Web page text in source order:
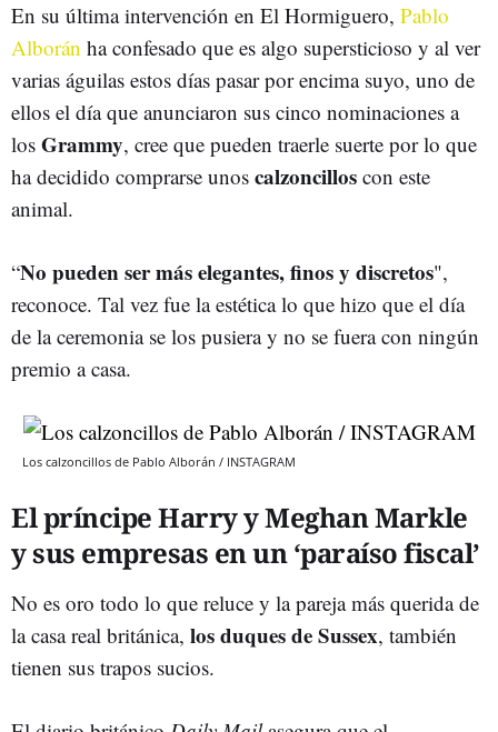
En su última intervención en El Hormiguero, Pablo
Alborán ha confesado que es algo supersticioso y al ver
varias águilas estos días pasar por encima suyo, uno de
ellos el día que anunciaron sus cinco nominaciones a
los Grammy, cree que pueden traerle suerte por lo que
ha decidido comprarse unos calzoncillos con este
animal.
“No pueden ser más elegantes, finos y discretos",
reconoce. Tal vez fue la estética lo que hizo que el día
de la ceremonia se los pusiera y no se fuera con ningún
premio a casa.
Los calzoncillos de Pablo Alborán / INSTAGRAM
El príncipe Harry y Meghan Markle
y sus empresas en un ‘paraíso fiscal’
No es oro todo lo que reluce y la pareja más querida de
la casa real británica, los duques de Sussex, también
tienen sus trapos sucios.